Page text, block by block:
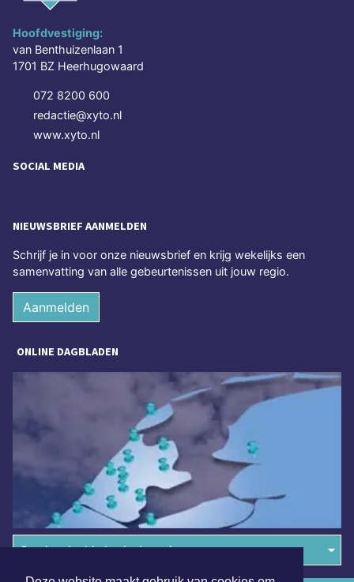
Hoofdvestiging:
van Benthuizenlaan 1
1701 BZ Heerhugowaard
072 8200 600
redactie@xyto.nl
www.xyto.nl
SOCIAL MEDIA
NIEUWSBRIEF AANMELDEN
Schrijf je in voor onze nieuwsbrief en krijg wekelijks een
samenvatting van alle gebeurtenissen uit jouw regio.
Aanmelden
ONLINE DAGBLADEN
Overige dagbladen in de regio